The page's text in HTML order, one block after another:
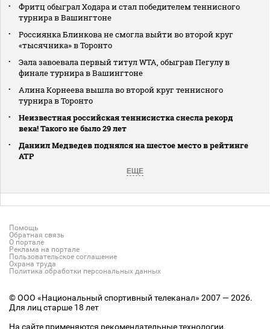
Фритц обыграл Ходара и стал победителем теннисного
турнира в Вашингтоне
Россиянка Блинкова не смогла выйти во второй круг
«тысячника» в Торонто
Эала завоевала первый титул WTA, обыграв Пегулу в
финале турнира в Вашингтоне
Алина Корнеева вышла во второй круг теннисного
турнира в Торонто
Неизвестная российская теннисистка снесла рекорд
века! Такого не было 29 лет
Даниил Медведев поднялся на шестое место в рейтинге
АТР
ЕЩЕ
Помощь
Обратная связь
О портале
Реклама на портале
Пользовательское соглашение
Охрана труда
Политика обработки персональных данных
© ООО «Национальный спортивный телеканал» 2007 — 2026.
Для лиц старше 18 лет
На сайте применяются рекомендательные технологии.